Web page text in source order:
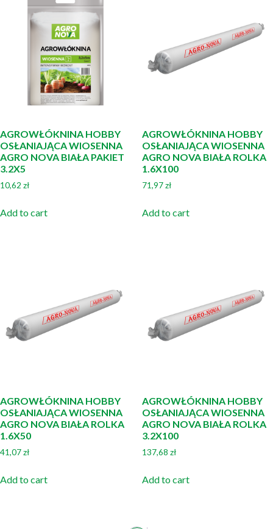
AGROWŁÓKNINA HOBBY
OSŁANIAJĄCA WIOSENNA
AGRO NOVA BIAŁA PAKIET
3.2X5
10,62 zł
Add to cart
AGROWŁÓKNINA HOBBY
OSŁANIAJĄCA WIOSENNA
AGRO NOVA BIAŁA ROLKA
1.6X100
71,97zł
Add to cart
AGROWŁÓKNINA HOBBY
OSŁANIAJĄCA WIOSENNA
AGRO NOVA BIAŁA ROLKA
1.6X50
41,07zł
Add to cart
AGROWŁÓKNINA HOBBY
OSŁANIAJĄCA WIOSENNA
AGRO NOVA BIAŁA ROLKA
3.2X100
137,68 zł
Add to cart